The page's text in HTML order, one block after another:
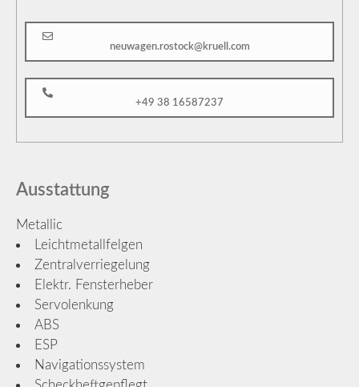
neuwagen.rostock@kruell.com
+49 38 16587237
Ausstattung
Metallic
Leichtmetallfelgen
Zentralverriegelung
Elektr. Fensterheber
Servolenkung
ABS
ESP
Navigationssystem